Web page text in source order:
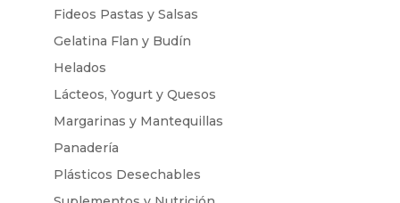
Fideos Pastas y Salsas
Gelatina Flan y Budín
Helados
Lácteos, Yogurt y Quesos
Margarinas y Mantequillas
Panadería
Plásticos Desechables